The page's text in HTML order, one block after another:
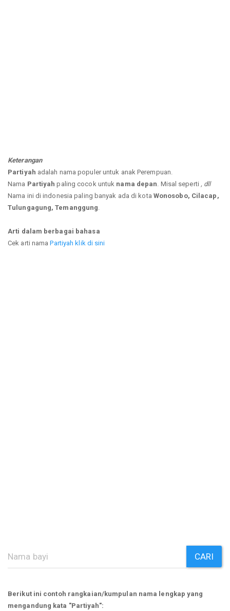
Keterangan
Partiyah adalah nama populer untuk anak Perempuan.
Nama Partiyah paling cocok untuk nama depan . Misal seperti , dll
Nama ini di indonesia paling banyak ada di kota Wonosobo, Cilacap,
Tulungagung, Temanggung
Arti dalam berbagai bahasa
Cek arti namaPartiyah klik di sini
CARI
Berikut ini contoh rangkaian/kumpulan nama lengkap yang
mengandung kata "Partiyah":